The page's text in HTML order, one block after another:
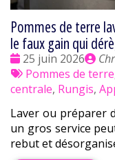
Pommes de terre
le faux gain qui
Date
:
25 juin 2026
par
Tags
:
Pommes de terre
centrale, Rungis,
Laver ou préparer
un gros service
rebut et